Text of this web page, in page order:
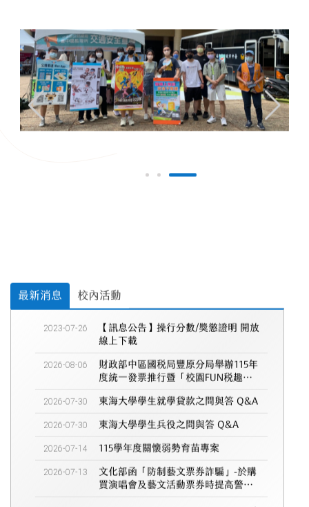
最新消息 校內活動
2023-07-26
【訊息公告】操行分數/獎懲證明 開放
線上下載
2026-08-06
財政部中區國稅局豐原分局舉辦115年
度統一發票推行暨「校園FUN稅趣」
巡迴」....
2026-07-30 東海大學學生就學貸款之問與答 Q&A
2026-07-30 東海大學學生兵役之問與答 Q&A
2026-07-14 115學年度關懷弱勢育苗專案
2026-07-13
文化部函「防制藝文票券詐騙」-於購
買演唱會及藝文活動票券時提高警